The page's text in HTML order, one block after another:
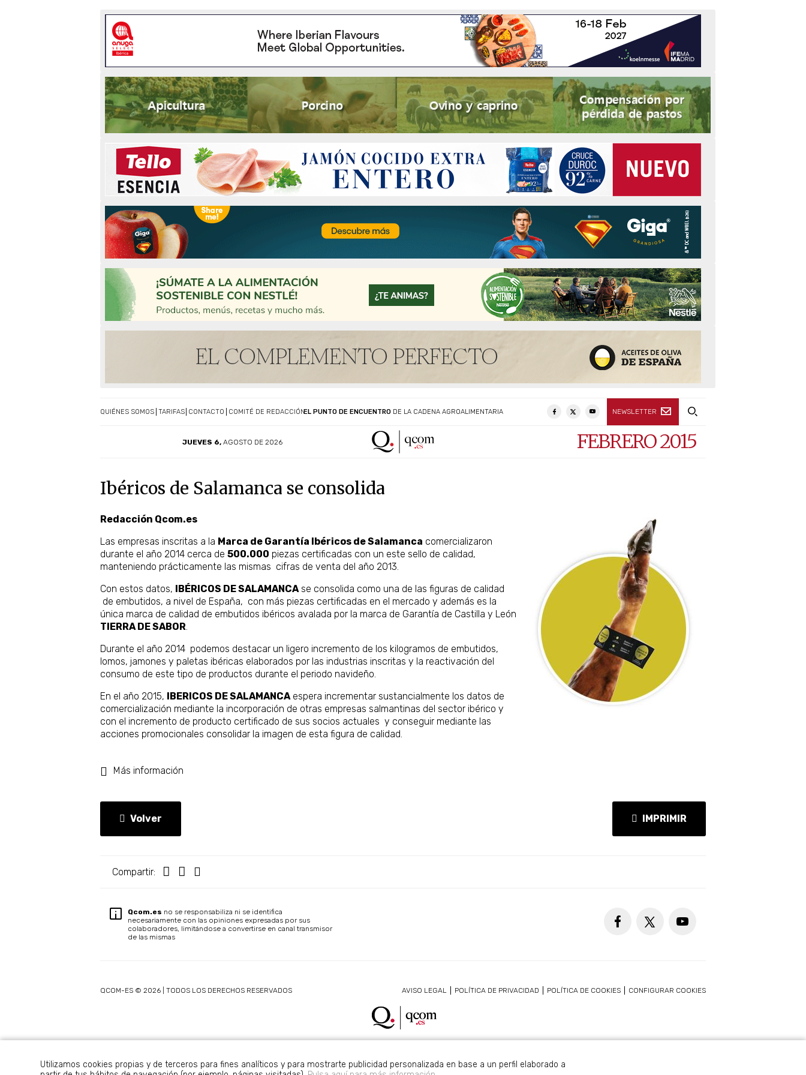
QUIÉNES SOMOS TARIFAS CONTACTO COMITÉ DE REDACCIÓN NEWSLETTER
EL PUNTO DE ENCUENTRODE LA CADENA AGROALIMENTARIA
JUEVES 6, AGOSTO DE 2026 FEBRERO 2015
Ibéricos de Salamanca se consolida
Redacción Qcom.es
Las empresas inscritas a la Marca de Garantía Ibéricos de Salamanca comercializaron
durante el año 2014 cerca de 500.000 piezas certificadas con un este sello de calidad,
manteniendo prácticamente las mismas cifras de venta del año 2013.
Con estos datos, IBÉRICOS DE SALAMANCAse consolida como una de las figuras de calidad
de embutidos, a nivel de España, con más piezas certificadas en el mercado y además es la
única marca de calidad de embutidos ibéricos avalada por la marca de Garantía de Castilla y León
TIERRA DE SABOR.
Durante el año 2014 podemos destacar un ligero incremento de los kilogramos de embutidos,
lomos, jamones y paletas ibéricas elaborados por las industrias inscritas y la reactivación del
consumo de este tipo de productos durante el periodo navideño.
En el año 2015, IBERICOS DE SALAMANCAespera incrementar sustancialmente los datos de
comercialización mediante la incorporación de otras empresas salmantinas del sector ibérico y
con el incremento de producto certificado de sus socios actuales y conseguir mediante las
acciones promocionales consolidar la imagen de esta figura de calidad.
Más información
Volver IMPRIMIR
Compartir:
Qcom.es no se responsabiliza ni se identifica
necesariamente con las opiniones expresadas por sus
colaboradores, limitándose a convertirse en canal transmisor
de las mismas
AVISO LEGAL POLÍTICA DE PRIVACIDAD POLÍTICA DE COOKIES CONFIGURAR COOKIES
QCOM-ES © 2026 | TODOS LOS DERECHOS RESERVADOS
Utilizamos cookies propias y de terceros para fines analíticos y para mostrarte publicidad personalizada en base a un perfil elaborado a